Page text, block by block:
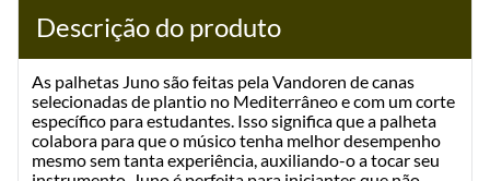
Descrição do produto
As palhetas Juno são feitas pela Vandoren de canas
selecionadas de plantio no Mediterrâneo e com um corte
específico para estudantes. Isso significa que a palheta
colabora para que o músico tenha melhor desempenho
mesmo sem tanta experiência, auxiliando-o a tocar seu